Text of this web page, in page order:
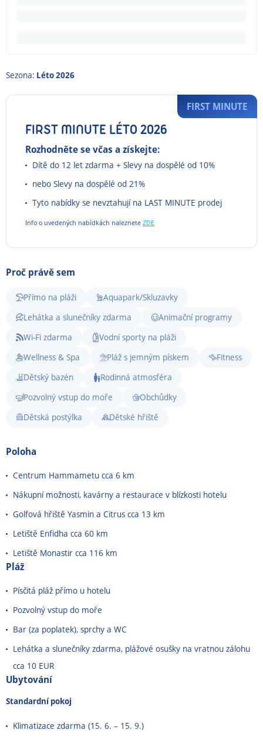
Sezona: Léto 2026
FIRST MINUTE LÉTO 2026
Rozhodněte se včas a získejte:
Dítě do 12 let zdarma + Slevy na dospělé od 10%
nebo Slevy na dospělé od 21%
Tyto nabídky se nevztahují na LAST MINUTE prodej
Info o uvedených nabídkách naleznete ZDE
FIRST MINUTE
Proč právě sem
Přímo na pláži
Aquapark/Skluzavky
Lehátka a slunečníky zdarma
Animační programy
Wi-Fi zdarma
Vodní sporty na pláži
Wellness & Spa
Pláž s jemným pískem
Fitness
Dětský bazén
Rodinná atmosféra
Pozvolný vstup do moře
Obchůdky
Dětská postýlka
Dětské hřiště
Poloha
Centrum Hammametu cca 6 km
Nákupní možnosti, kavárny a restaurace v blízkosti hotelu
Golfová hřiště Yasmin a Citrus cca 13 km
Letiště Enfidha cca 60 km
Letiště Monastir cca 116 km
Pláž
Písčitá pláž přímo u hotelu
Pozvolný vstup do moře
Bar (za poplatek), sprchy a WC
Lehátka a slunečníky zdarma, plážové osušky na vratnou zálohu
cca 10 EUR
Ubytování
Standardní pokoj
Klimatizace zdarma (15. 6. – 15. 9.)